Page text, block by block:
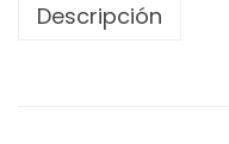
Descripción